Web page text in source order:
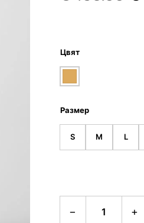
Цвят
Размер
S M L
− +